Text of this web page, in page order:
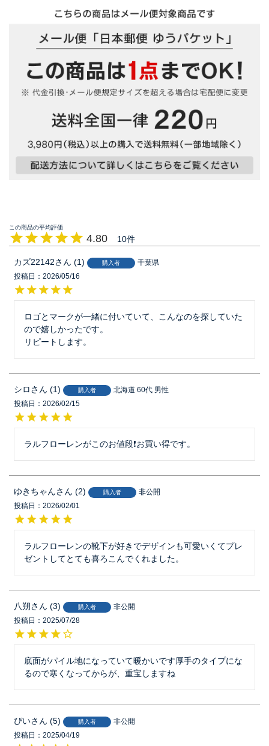
4.80 10
カズ22142 1 購入者
千葉県
投稿日
2026/05/16
ロゴとマークが一緒に付いていて、こんなのを探していた
ので嬉しかったです。
リピートします。
シロ 1 購入者 北海道 60代 男性
投稿日
2026/02/15
ラルフローレンがこのお値段❗お買い得です。
ゆきちゃん 2 購入者
非公開
投稿日
2026/02/01
ラルフローレンの靴下が好きでデザインも可愛いくてプレ
ゼントしてとても喜ろこんでくれました。
八朔 3 購入者
非公開
投稿日
2025/07/28
底面がパイル地になっていて暖かいです厚手のタイプにな
るので寒くなってからが、重宝しますね
ぴい 5 購入者
非公開
投稿日
2025/04/19